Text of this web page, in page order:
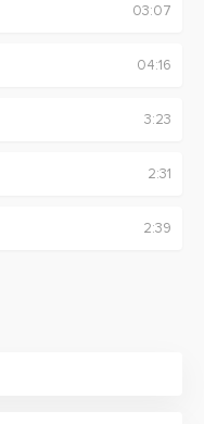
03:07
04:16
3:23
2:31
2:39